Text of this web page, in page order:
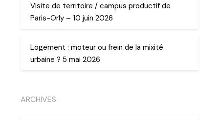
Visite de territoire / campus productif de
Paris-Orly – 10 juin 2026
Logement : moteur ou frein de la mixité
urbaine ? 5 mai 2026
ARCHIVES